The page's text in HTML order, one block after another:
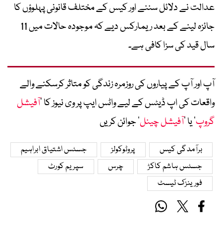
عدالت نے دلائل سننے اور کیس کے مختلف قانونی پہلوؤں کا
جائزہ لینے کے بعد ریمارکس دیے کہ موجودہ حالات میں 11
سال قید کی سزا کافی ہے۔
آپ اور آپ کے پیاروں کی روزمرہ زندگی کو متاثر کرسکنے والے
واقعات کی اپ ڈیٹس کے لیے واٹس ایپ پر وی نیوز کا ’آفیشل
گروپ‘ یا ’آفیشل چینل‘ جوائن کریں
برآمدگی کیس پروٹوکولز
جسٹس اشتیاق ابراہیم
جسٹس ہاشم کاکڑ
چرس
سپریم کورٹ
فورینزک ٹیسٹ